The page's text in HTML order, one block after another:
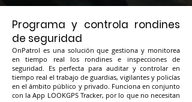
Programa y controla rondines
de seguridad
OnPatrol es una solución que gestiona y monitorea
en tiempo real los rondines e inspecciones de
seguridad. Es perfecta para auditar y controlar en
tiempo real el trabajo de guardias, vigilantes y policías
en el ámbito público y privado. Funciona en conjunto
con la App LOOKGPS Tracker, por lo que no necesitan